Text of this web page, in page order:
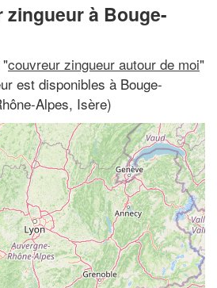
à Bouge-
couvreur zingueur autour de moi"
est disponibles à Bouge-
Alpes, Isère)